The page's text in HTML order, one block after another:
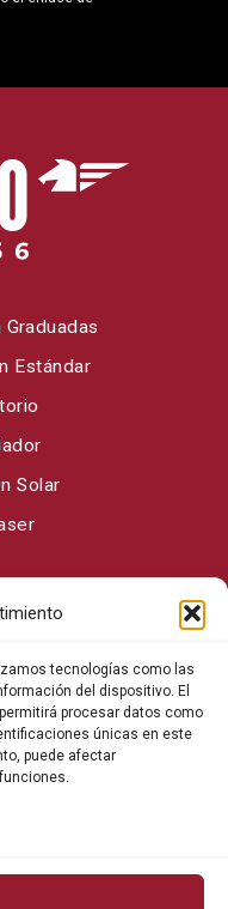
tecnologías como las
del dispositivo. El
procesar datos como
únicas en este
puede afectar
Estándar
Solar